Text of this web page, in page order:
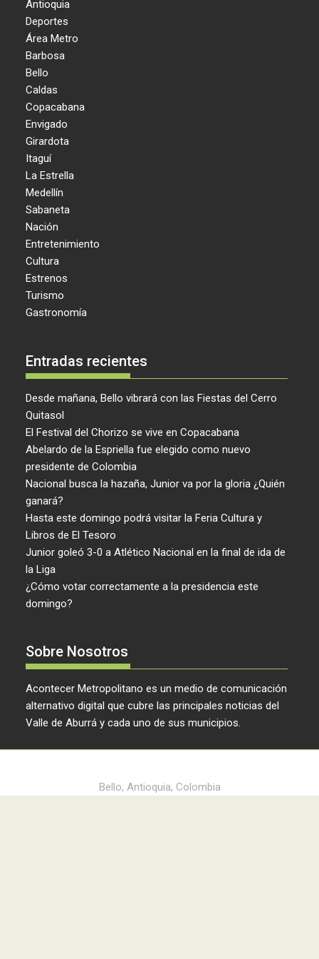
Antioquia
Deportes
Área Metro
Barbosa
Bello
Caldas
Copacabana
Envigado
Girardota
Itaguí
La Estrella
Medellín
Sabaneta
Nación
Entretenimiento
Cultura
Estrenos
Turismo
Gastronomía
Entradas recientes
Desde mañana, Bello vibrará con las Fiestas del Cerro
Quitasol
El Festival del Chorizo se vive en Copacabana
Abelardo de la Espriella fue elegido como nuevo
presidente de Colombia
Nacional busca la hazaña, Junior va por la gloria ¿Quién
ganará?
Hasta este domingo podrá visitar la Feria Cultura y
Libros de El Tesoro
Junior goleó 3-0 a Atlético Nacional en la final de ida de
la Liga
¿Cómo votar correctamente a la presidencia este
domingo?
Sobre Nosotros
Acontecer Metropolitano es un medio de comunicación
alternativo digital que cubre las principales noticias del
Valle de Aburrá y cada uno de sus municipios.
Bello, Antioquia, Colombia